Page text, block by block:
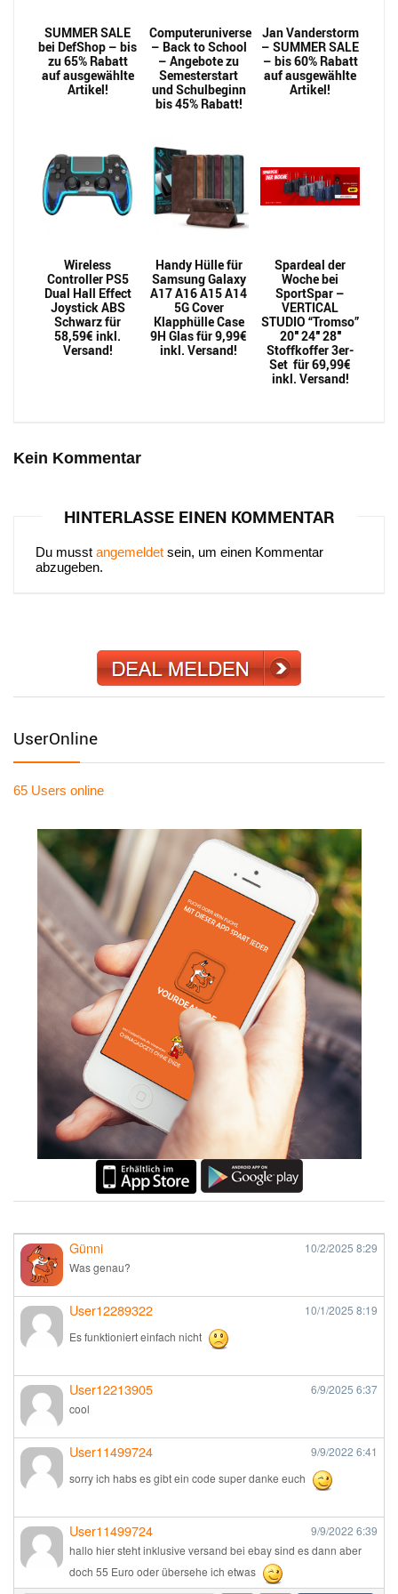
SUMMER SALE
bei DefShop – bis
zu 65% Rabatt
auf ausgewählte
Artikel!
Computeruniverse
– Back to School
– Angebote zu
Semesterstart
und Schulbeginn
bis 45% Rabatt!
Jan Vanderstorm
– SUMMER SALE
– bis 60% Rabatt
auf ausgewählte
Artikel!
Wireless
Controller PS5
Dual Hall Effect
Joystick ABS
Schwarz für
58,59€ inkl.
Versand!
Handy Hülle für
Samsung Galaxy
A17 A16 A15 A14
5G Cover
Klapphülle Case
9H Glas für 9,99€
inkl. Versand!
Spardeal der
Woche bei
SportSpar –
VERTICAL
STUDIO “Tromso”
20″ 24″ 28″
Stoffkoffer 3er-
Set für 69,99€
inkl. Versand!
Kein Kommentar
HINTERLASSE EINEN KOMMENTAR
Du musst angemeldet sein, um einen Kommentar
abzugeben.
UserOnline
65 Users online
Günni 10/2/2025 8:29
Was genau?
User12289322 10/1/2025 8:19
Es funktioniert einfach nicht
User12213905 6/9/2025 6:37
cool
User11499724 9/9/2022 6:41
sorry ich habs es gibt ein code super danke euch
User11499724 9/9/2022 6:39
hallo hier steht inklusive versand bei ebay sind es dann aber
doch 55 Euro oder übersehe ich etwas